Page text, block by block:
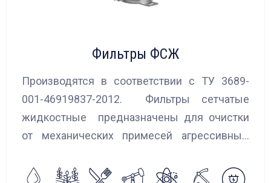
Фильтры ФСЖ
Производятся в соответствии с ТУ 3689-
001-46919837-2012. Фильтры сетчатые
жидкостные предназначены для очистки
от механических примесей агрессивных,
и суспензий. Фильтры устанавливаются